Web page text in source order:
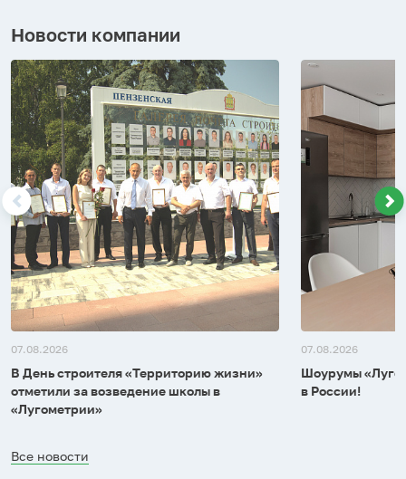
Новости компании
07.08.2026
В День строителя «Территорию жизни»
отметили за возведение школы в
«Лугометрии»
07.08.2026
Шоурумы
в России!
Все новости